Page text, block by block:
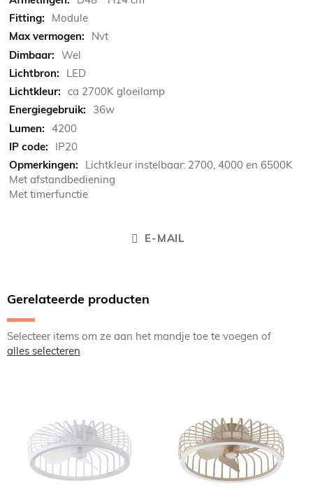
Module
Nvt
Wel
LED
ca 2700K gloeilamp
36w
4200
IP20
Lichtkleur instelbaar: 2700, 4000 en 6500K
Met afstandbediening
Met timerfunctie
E-MAIL
Gerelateerde producten
Selecteer items om ze aan het mandje toe te voegen of
alles selecteren